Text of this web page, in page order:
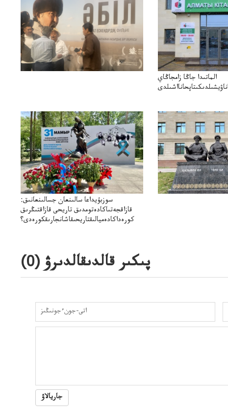
الماتىدا جاڭا زامجاڭاي
سوزبۇيداعا سالىنعان جسالىنعانىق:
قازاقجەتىاكادەتومدىق تاريحى قازاقتىڭرىق
كورەداكادەميالىقتاريحىقاشانجارىقكورەدى؟
پىكىر قالدىقالدىرۋ (0
)
جاريالاۋ